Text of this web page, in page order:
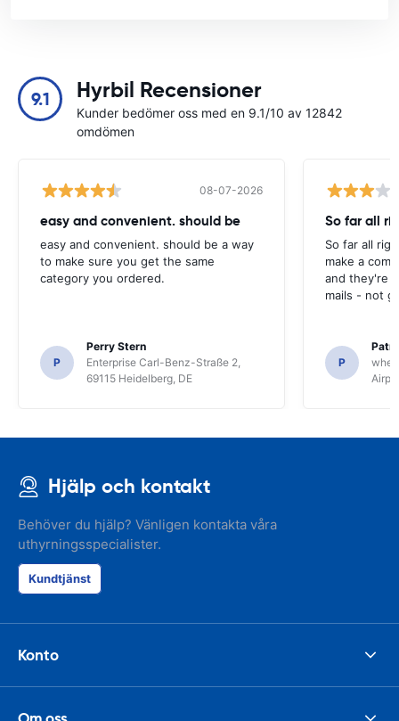
9.1 Hyrbil Recensioner
Kunder bedömer oss med en 9.1/10 av 12842
omdömen
08-07-2026
easy and convenient. should be
easy and convenient. should be a way
to make sure you get the same
category you ordered.
P
Perry Stern
Enterprise Carl-Benz-Straße 2,
69115 Heidelberg, DE
So far all
So far all
make a
and they're
mails - not
P
Hjälp och kontakt
Behöver du hjälp? Vänligen kontakta våra
uthyrningsspecialister.
Kundtjänst
Konto